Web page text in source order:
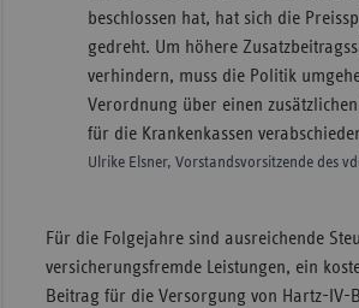
beschlossen hat, hat sich die
gedreht. Um höhere
verhindern, muss die Politik
Verordnung über einen zusätzlichen
für die Krankenkassen
Ulrike Elsner, Vorstandsvorsitzende des
Für die Folgejahre sind ausreichende
versicherungsfremde Leistungen, ein
Beitrag für die Versorgung von Hartz-IV-